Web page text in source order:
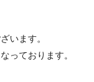
います。
っております。